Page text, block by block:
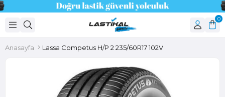
0
Anasayfa Lassa Competus H/P 2 235/60R17 102V